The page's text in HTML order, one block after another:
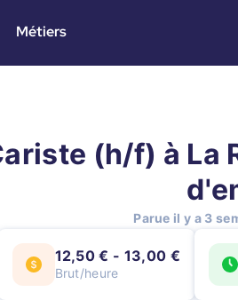
Métiers
(h/f) à La
Parue il y a 3
12,50 € - 13,00 €
Brut/heure